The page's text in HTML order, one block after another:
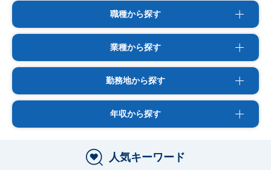
職種から探す
業種から探す
勤務地から探す
年収から探す
人気キーワード